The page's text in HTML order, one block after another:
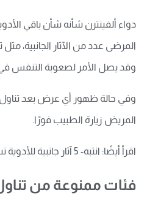
دواء ألفينترن شأنه شأن باقي
المرضى عدد من الآثار الجانبية،
وقد يصل الأمر لصعوبة التنفس في
وفي حالة ظهور أي عرض بعد تناول
المريض زيارة الطبيب فورًا.
اقرأ أيضًا: انتبه- 5 آثار جانبية للأدوية تستدعي مراجعة الطبيب
فئات ممنوعة من